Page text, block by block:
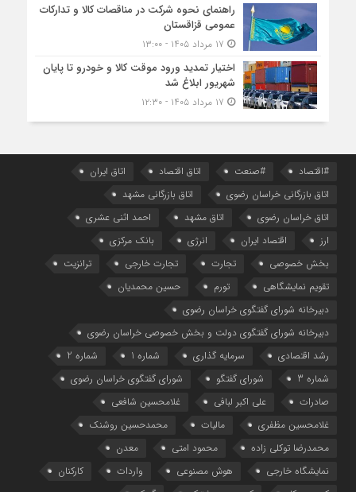
راهنمای نحوه شرکت در مناقصات کالا و تدارکات
عمومی قزاقستان
اختیار تمدید ورود موقت کالا و خودرو تا پایان
شهریور ابلاغ شد
#اقتصاد #صنعت اتاق اقتصاد
اتاق ایران
اتاق بازرگانی خراسان رضوی
اتاق بازرگانی مشهد
اتاق خراسان رضوی
اتاق مشهد
احمد اثنی عشری
ارز
اقتصاد ایران انرژی
بانک مرکزی
بخش خصوصی
تجارت تجارت خارجی
ترانزیت
تقویم نمایشگاهی
تورم
حسین محمدیان
دبیرخانه شورای گفتگوی خراسان رضوی
دبیرخانه شورای گفتگوی دولت و بخش خصوصی خراسان رضوی
رشد اقتصادی
سرمایه گذاری شماره 1
شماره 2
شماره 3
شورای گفتگو
شورای گفتگوی خراسان رضوی
صادرات
علی اکبر لبافی
غلامحسین شافعی
غلامحسین مظفری
مالیات
محمدحسین روشنک
محمدرضا توکلی زاده
محمود امتی
معدن
نمایشگاه خارجی
هوش مصنوعی واردات
کارکنان